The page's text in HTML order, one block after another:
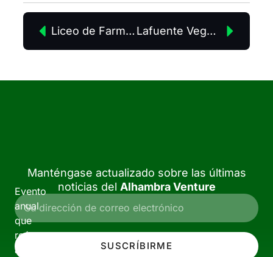
Liceo de Farmacia Lafuente Vegana
Evento
anual
que
reúne
a
Manténgase actualizado sobre las últimas
noticias del Alhambra Venture
SUSCRÍBIRME